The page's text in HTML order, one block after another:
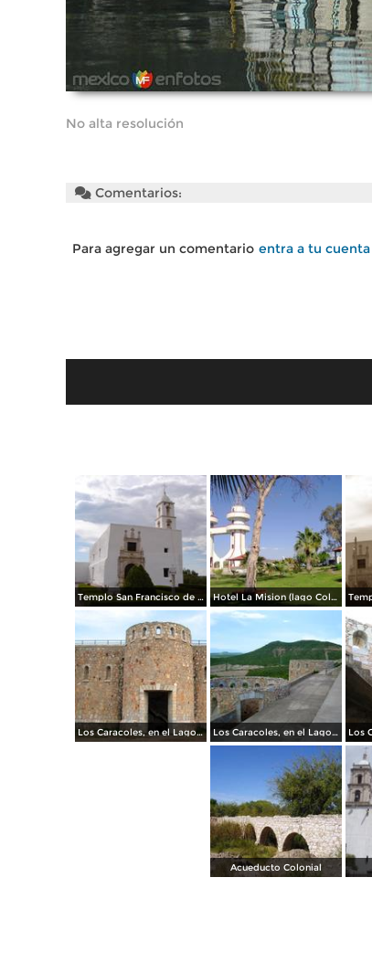
No alta resolución
Comentarios:
Para agregar un comentario entra a tu cuenta
Templo San Francisco de Asis Hotel La Mision (lago Colina)
Los Caracoles, en el Lago del Tigre Los Caracoles, en el Lago del Tigre
Acueducto Colonial